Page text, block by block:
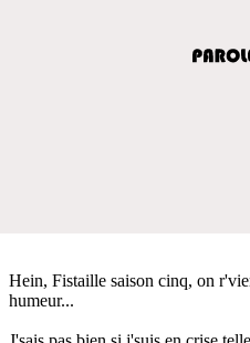
Hein, Fistaille saison cinq, on
humeur...